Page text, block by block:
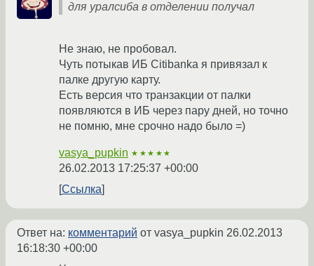
для уралсиба в отделении получал
Не знаю, не пробовал.
Чуть потыкав ИБ Citibanka я привязал к
палке другую карту.
Есть версия что транзакции от палки
появляются в ИБ через пару дней, но точно
не помню, мне срочно надо было =)
vasya_pupkin ★★★★★
26.02.2013 17:25:37 +00:00
Ссылка
Ответ на: комментарий от vasya_pupkin 26.02.2013
16:18:30 +00:00